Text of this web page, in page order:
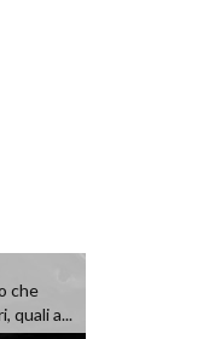
che
quali a...